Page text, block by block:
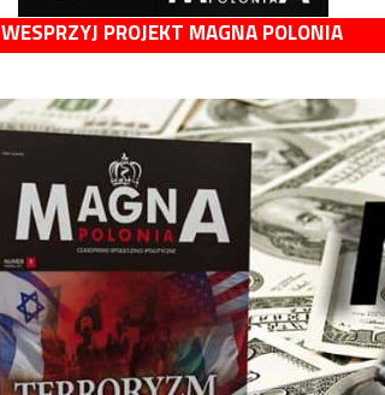
WESPRZYJ PROJEKT MAGNA POLONIA